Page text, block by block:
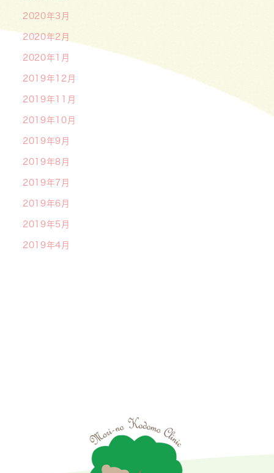
2020年3月
2020年2月
2020年1月
2019年12月
2019年11月
2019年10月
2019年9月
2019年8月
2019年7月
2019年6月
2019年5月
2019年4月